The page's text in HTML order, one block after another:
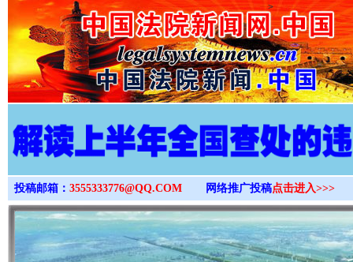
>
投稿邮箱： 3555333776@QQ.COM 网络推广投稿点击进入>>>